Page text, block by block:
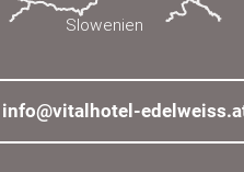
info@vitalhotel-